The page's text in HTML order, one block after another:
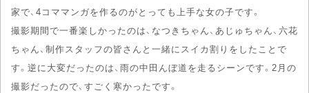
家で、4コママンガを作るのがとっても上手な女の子です。
撮影期間で一番楽しかったのは、なつきちゃん、あじゅちゃん、六花
ちゃん、制作スタッフの皆さんと一緒にスイカ割りをしたことで
す。逆に大変だったのは、雨の中田んぼ道を走るシーンです。2月の
撮影だったので、すごく寒かったです。